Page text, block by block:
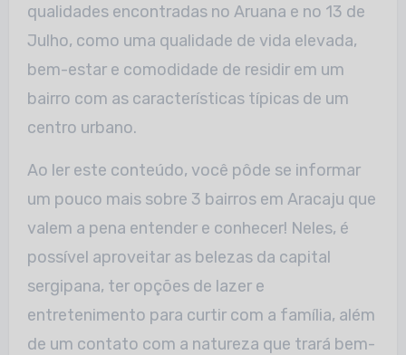
qualidades encontradas no Aruana e no 13 de
Julho, como uma qualidade de vida elevada,
bem-estar e comodidade de residir em um
bairro com as características típicas de um
centro urbano.
Ao ler este conteúdo, você pôde se informar
um pouco mais sobre 3 bairros em Aracaju que
valem a pena entender e conhecer! Neles, é
possível aproveitar as belezas da capital
sergipana, ter opções de lazer e
entretenimento para curtir com a família, além
de um contato com a natureza que trará bem-